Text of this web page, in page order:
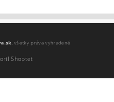
, všetky práva vyhradené
Shoptet